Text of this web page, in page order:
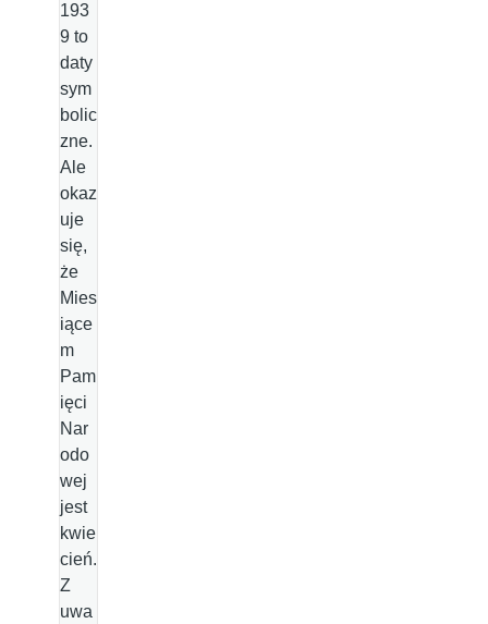
193
9 to
daty
sym
bolic
zne.
Ale
okaz
uje
się,
że
Mies
iące
m
Pam
ięci
Nar
odo
wej
jest
kwie
cień.
Z
uwa